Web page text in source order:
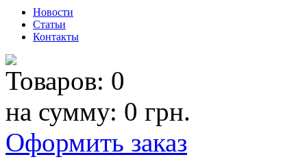
Новости
Статьи
Контакты
Товаров: 0
на сумму: 0 грн.
Оформить заказ